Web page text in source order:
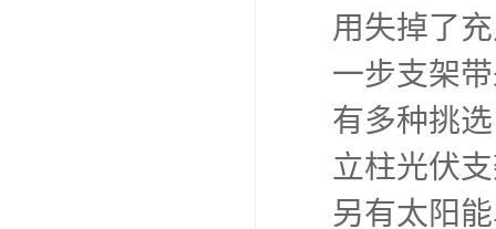
用失掉了
一步支架
有多种挑
立柱光伏
另有太阳